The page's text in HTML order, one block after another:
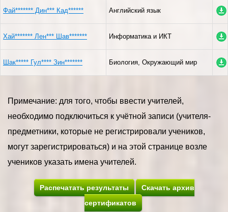
Фай******* Дин*** Кад****** Английский язык
Хай******* Лен*** Шав******* Информатика и ИКТ
Шак***** Гул**** Зин******* Биология, Окружающий мир
Примечание: для того, чтобы ввести учителей,
необходимо подключиться к учётной записи (учителя-
предметники, которые не регистрировали учеников,
могут зарегистрироваться) и на этой странице возле
учеников указать имена учителей.
Распечатать результаты
Скачать архив
сертификатов